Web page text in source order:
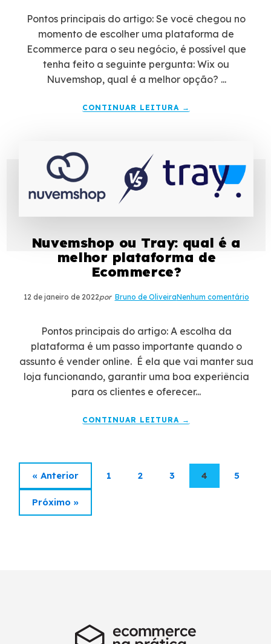
Pontos principais do artigo: Se você chegou no
momento de escolher uma plataforma de
Ecommerce para o seu negócio, é possível que
tenha feito a seguinte pergunta: Wix ou
Nuvemshop, qual é a melhor opção? ...
CONTINUAR LEITURA →
Nuvemshop ou Tray: qual é a
melhor plataforma de
Ecommerce?
12 de janeiro de 2022por Bruno de OliveiraNenhum comentário
Pontos principais do artigo: A escolha da
plataforma é um passo importante quando o
assunto é vender online. É ela que vai manter sua
loja funcionando, garantir uma boa experiência
para os clientes e oferecer...
CONTINUAR LEITURA →
« Anterior 1 2 3 4 5
Próximo »